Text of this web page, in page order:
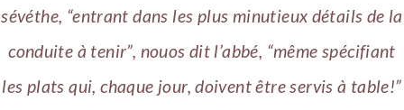
sévéthe, “entrant dans les plus minutieux détails de la
conduite à tenir”, nouos dit l’abbé, “même spécifiant
les plats qui, chaque jour, doivent être servis à table!”